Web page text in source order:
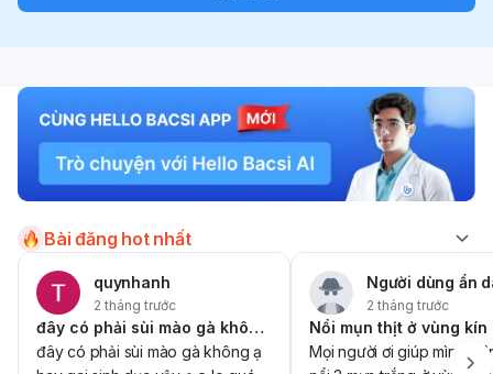
Bài đăng hot nhất
quynhanh
2 tháng trước
đây có phải sùi mào gà không ạ hay gai
đây có phải sùi mào gà không ạ
Người dùng ẩn
2 tháng trước
Nổi mụn thịt ở vùng kín
Mọi người ơi giúp mình,